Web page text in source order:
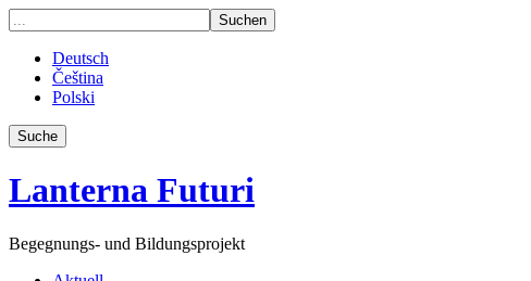
Deutsch
Čeština
Polski
Suche
Lanterna Futuri
Begegnungs- und Bildungsprojekt